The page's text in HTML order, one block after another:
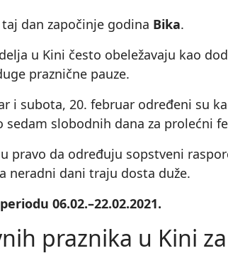
dan započinje godina Bika.
u Kini često obeležavaju kao
praznične pauze.
i subota, 20. februar određeni su
slobodnih dana za prolećni
pravo da određuju sopstveni
neradni dani traju dosta duže.
06.02.–22.02.2021.
praznika u Kini